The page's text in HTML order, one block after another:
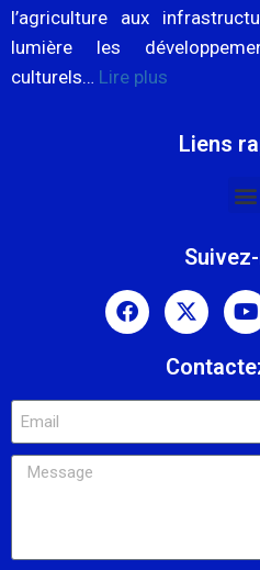
l’agriculture aux
lumière les
culturels… Lire plus
Liens